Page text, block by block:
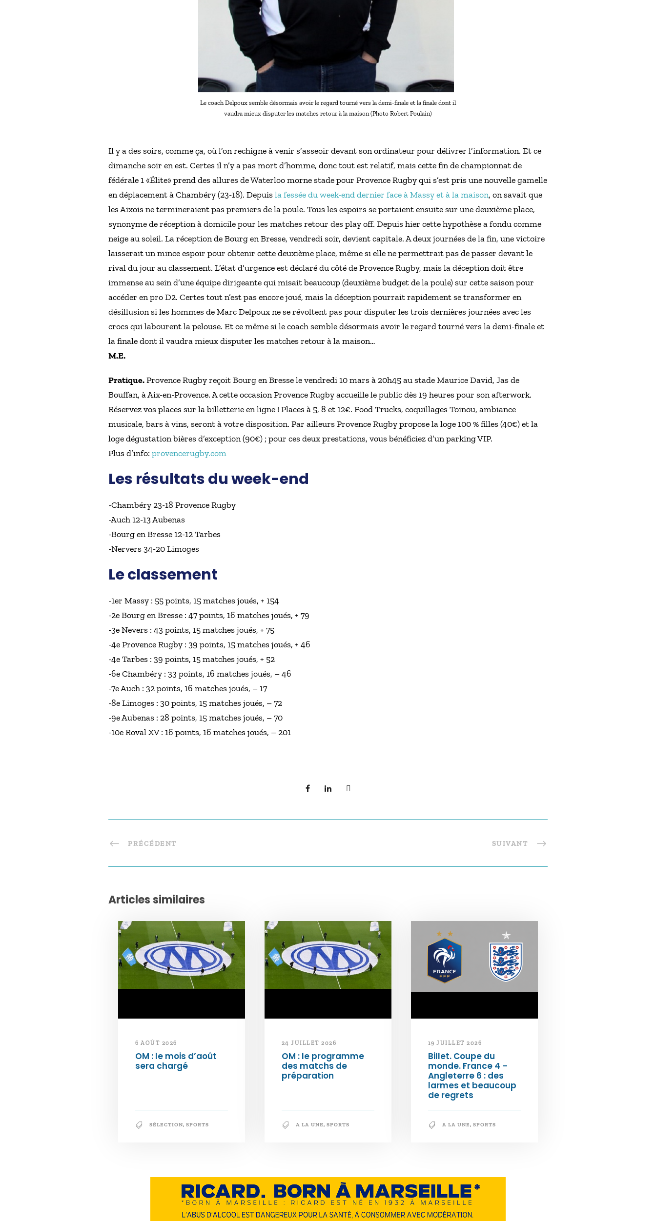
Le coach Delpoux semble désormais avoir le regard tourné vers la demi-finale et la finale dont il
vaudra mieux disputer les matches retour à la maison (Photo Robert Poulain)
Il y a des soirs, comme ça, où l’on rechigne à venir s’asseoir devant son ordinateur pour délivrer l’information. Et ce
dimanche soir en est. Certes il n’y a pas mort d’homme, donc tout est relatif, mais cette fin de championnat de
fédérale 1 «Élite» prend des allures de Waterloo morne stade pour Provence Rugby qui s’est pris une nouvelle gamelle
en déplacement à Chambéry (23-18). Depuisla fessée du week-end dernier face à Massy et à la maison, on savait que
les Aixois ne termineraient pas premiers de la poule. Tous les espoirs se portaient ensuite sur une deuxième place,
synonyme de réception à domicile pour les matches retour des play off. Depuis hier cette hypothèse a fondu comme
neige au soleil. La réception de Bourg en Bresse, vendredi soir, devient capitale. A deux journées de la fin, une victoire
laisserait un mince espoir pour obtenir cette deuxième place, même si elle ne permettrait pas de passer devant le
rival du jour au classement. L’état d’urgence est déclaré du côté de Provence Rugby, mais la déception doit être
immense au sein d’une équipe dirigeante qui misait beaucoup (deuxième budget de la poule) sur cette saison pour
accéder en pro D2. Certes tout n’est pas encore joué, mais la déception pourrait rapidement se transformer en
désillusion si les hommes de Marc Delpoux ne se révoltent pas pour disputer les trois dernières journées avec les
crocs qui labourent la pelouse. Et ce même si le coach semble désormais avoir le regard tourné vers la demi-finale et
la finale dont il vaudra mieux disputer les matches retour à la maison…
M.E.
Pratique.Provence Rugby reçoit Bourg en Bresse le vendredi 10 mars à 20h45 au stade Maurice David, Jas de
Bouffan, à Aix-en-Provence. A cette occasion Provence Rugby accueille le public dès 19 heures pour son afterwork.
Réservez vos places sur la billetterie en ligne ! Places à 5, 8 et 12€. Food Trucks, coquillages Toinou, ambiance
musicale, bars à vins, seront à votre disposition. Par ailleurs Provence Rugby propose la loge 100 % filles (40€) et la
loge dégustation bières d’exception (90€) ; pour ces deux prestations, vous bénéficiez d’un parking VIP.
Plus d’info: provencerugby.com
Les résultats du week-end
-Chambéry 23-18 Provence Rugby
-Auch 12-13 Aubenas
-Bourg en Bresse 12-12 Tarbes
-Nervers 34-20 Limoges
Le classement
-1er Massy : 55 points, 15 matches joués, + 154
-2e Bourg en Bresse : 47 points, 16 matches joués, + 79
-3e Nevers : 43 points, 15 matches joués, + 75
-4e Provence Rugby : 39 points, 15 matches joués, + 46
-4e Tarbes : 39 points, 15 matches joués, + 52
-6e Chambéry : 33 points, 16 matches joués, – 46
-7e Auch : 32 points, 16 matches joués, – 17
-8e Limoges : 30 points, 15 matches joués, – 72
-9e Aubenas : 28 points, 15 matches joués, – 70
-10e Roval XV : 16 points, 16 matches joués, – 201
PRÉCÉDENT SUIVANT
Articles similaires
6 AOÛT 2026
OM : le mois d’août
sera chargé
SÉLECTION, SPORTS
24 JUILLET 2026
OM : le programme
des matchs de
préparation
A LA UNE, SPORTS
19 JUILLET 2026
Billet. Coupe du
monde. France 4 –
Angleterre 6 : des
larmes et beaucoup
de regrets
A LA UNE, SPORTS
Notre philosophie En savoir +